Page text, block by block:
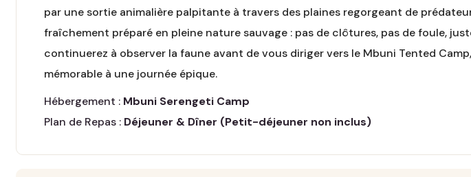
par une sortie animalière palpitante à travers des plaines regorgeant de
fraîchement préparé en pleine nature sauvage : pas de clôtures, pas de foule,
continuerez à observer la faune avant de vous diriger vers le Mbuni Tented
mémorable à une journée épique.
Hébergement : Mbuni Serengeti Camp
Plan de Repas : Déjeuner & Dîner (Petit-déjeuner non inclus)